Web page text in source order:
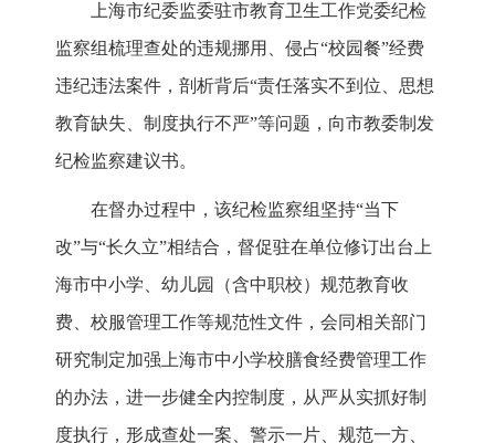
上海市纪委监委驻市教育卫生工作党委纪检
监察组梳理查处的违规挪用、侵占“校园餐”经费
违纪违法案件，剖析背后“责任落实不到位、思想
教育缺失、制度执行不严”等问题，向市教委制发
纪检监察建议书。
在督办过程中，该纪检监察组坚持“当下
改”与“长久立”相结合，督促驻在单位修订出台上
海市中小学、幼儿园（含中职校）规范教育收
费、校服管理工作等规范性文件，会同相关部门
研究制定加强上海市中小学校膳食经费管理工作
的办法，进一步健全内控制度，从严从实抓好制
度执行，形成查处一案、警示一片、规范一方、